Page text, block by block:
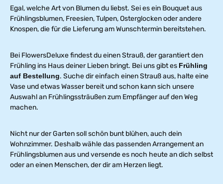
Egal, welche Art von Blumen du liebst. Sei es ein Bouquet aus
Frühlingsblumen, Freesien, Tulpen, Osterglocken oder andere
Knospen, die für die Lieferung am Wunschtermin bereitstehen.
Bei FlowersDeluxe findest du einen Strauß, der garantiert den
Frühling ins Haus deiner Lieben bringt. Bei uns gibt es Frühling
auf Bestellung. Suche dir einfach einen Strauß aus, halte eine
Vase und etwas Wasser bereit und schon kann sich unsere
Auswahl an Frühlingssträußen zum Empfänger auf den Weg
machen.
Nicht nur der Garten soll schön bunt blühen, auch dein
Wohnzimmer. Deshalb wähle das passenden Arrangement an
Frühlingsblumen aus und versende es noch heute an dich selbst
oder an einen Menschen, der dir am Herzen liegt.